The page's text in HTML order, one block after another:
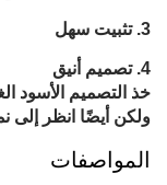
تثبيت سهل
تصميم أنيق
خذ التصميم الأسود
ولكن أيضًا انظر إلى
المواصفات